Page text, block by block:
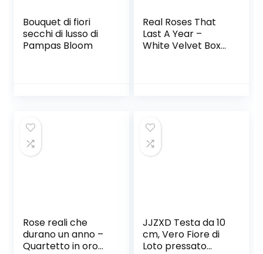
Bouquet di fiori
secchi di lusso di
Pampas Bloom
Real Roses That
Last A Year –
White Velvet Box
Rose reali che
durano un anno –
Quartetto in oro
JJZXD Testa da 10
cm, Vero Fiore di
Loto pressato